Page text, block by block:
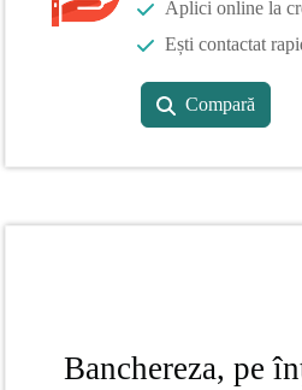
Aplici online la
Ești contactat
Compară
Banchereza, pe